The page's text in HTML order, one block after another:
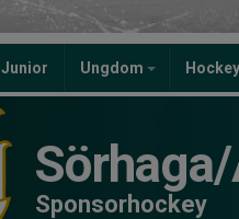
Junior Ungdom
Sponsorhockey